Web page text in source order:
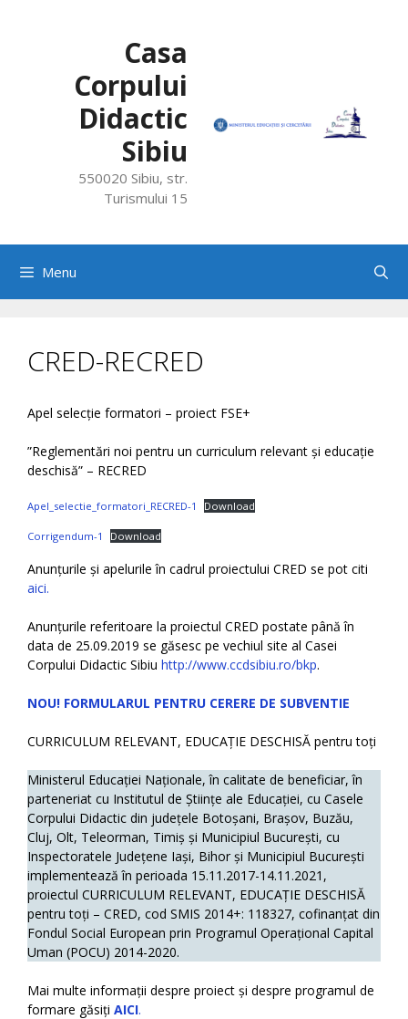
Casa
Corpului
Didactic
Sibiu
550020 Sibiu, str.
Turismului 15
Menu
CRED-RECRED
Apel selecție formatori – proiect FSE+
”Reglementări noi pentru un curriculum relevant și educație
deschisă” – RECRED
Apel_selectie_formatori_RECRED-1 Download
Corrigendum-1 Download
Anunțurile și apelurile în cadrul proiectului CRED se pot citi
aici.
Anunțurile referitoare la proiectul CRED postate până în
data de 25.09.2019 se găsesc pe vechiul site al Casei
Corpului Didactic Sibiu http://www.ccdsibiu.ro/bkp.
NOU! FORMULARUL PENTRU CERERE DE SUBVENTIE
CURRICULUM RELEVANT, EDUCAȚIE DESCHISĂ pentru toți
Ministerul Educației Naționale, în calitate de beneficiar, în
parteneriat cu Institutul de Științe ale Educației, cu Casele
Corpului Didactic din județele Botoșani, Brașov, Buzău,
Cluj, Olt, Teleorman, Timiș și Municipiul București, cu
Inspectoratele Județene Iași, Bihor și Municipiul București
implementează în perioada 15.11.2017-14.11.2021,
proiectul CURRICULUM RELEVANT, EDUCAȚIE DESCHISĂ
pentru toți – CRED, cod SMIS 2014+: 118327, cofinanțat din
Fondul Social European prin Programul Operațional Capital
Uman (POCU) 2014-2020.
Mai multe informații despre proiect și despre programul de
formare găsiți AICI.